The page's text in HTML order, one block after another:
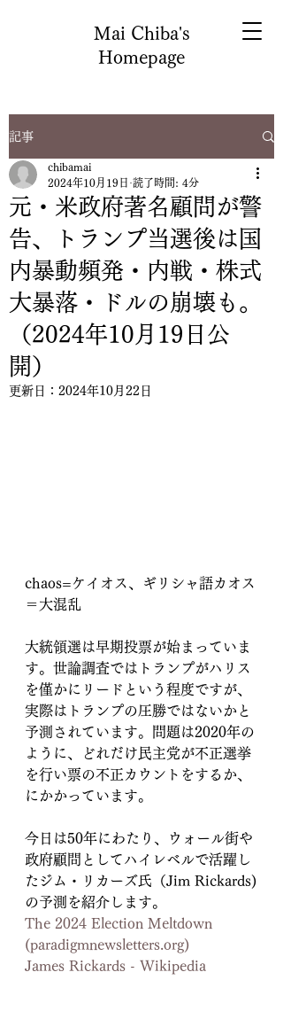
Mai Chiba's
Homepage
記事
元・米政府著名顧問が警
告、トランプ当選後は国
内暴動頻発・内戦・株式
大暴落・ドルの崩壊も。
（2024年10月19日公
開）
chibamai
2024年10月19日 読了時間: 4分
更新日： 2024年10月22日
chaos=ケイオス、ギリシャ語カオス
＝大混乱
大統領選は早期投票が始まっていま
す。世論調査ではトランプがハリス
を僅かにリードという程度ですが、
実際はトランプの圧勝ではないかと
予測されています。問題は2020年の
ように、どれだけ民主党が不正選挙
を行い票の不正カウントをするか、
にかかっています。
今日は50年にわたり、ウォール街や
政府顧問としてハイレベルで活躍し
たジム・リカーズ氏（Jim Rickards)
の予測を紹介します。
The 2024 Election Meltdown
(paradigmnewsletters.org)
James Rickards - Wikipedia